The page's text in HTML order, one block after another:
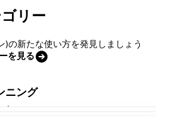
リー
)の新たな使い方を発見しましょう
を見る
ニング
ト